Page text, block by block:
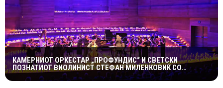
КАМЕРНИОТ ОРКЕСТАР „ПРОФУНДИС“ И СВЕТСКИ
ПОЗНАТИОТ ВИОЛИНИСТ СТЕФАН МИЛЕНКОВИЌ СО
СПЕКТАКУЛАРЕН „CANDLELIGHT“ КОНЦЕРТ НА „ОХРИДСКО
ЛЕТО“